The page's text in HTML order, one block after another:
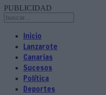
PUBLICIDAD
Inicio
Lanzarote
Canarias
Sucesos
Política
Deportes